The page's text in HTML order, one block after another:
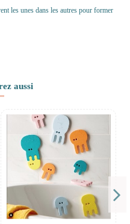
les unes dans les autres pour former
aussi